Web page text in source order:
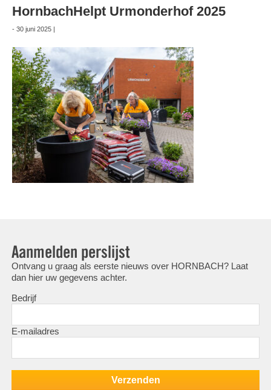
HornbachHelpt Urmonderhof 2025
- 30 juni 2025 |
Aanmelden perslijst
Ontvang u graag als eerste nieuws over HORNBACH? Laat
dan hier uw gegevens achter.
Bedrijf
E-mailadres